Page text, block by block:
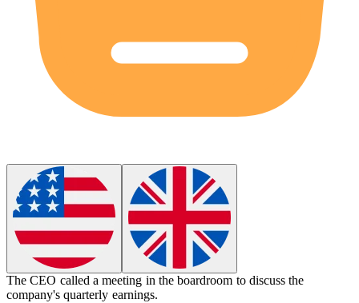
The CEO called a meeting in theboardroom to discuss the
company's quarterly earnings.